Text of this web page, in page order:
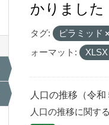
かりました
タグ:
ピラミッド
ォーマット:
人口の推移（令和
人口の推移に関す